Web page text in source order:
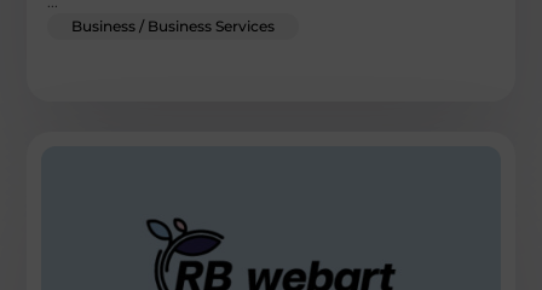
Business / Business Services